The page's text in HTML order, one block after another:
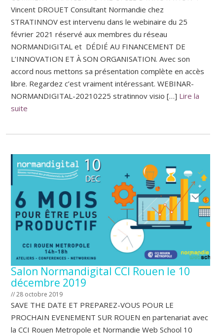
Vincent DROUET Consultant Normandie chez
STRATINNOV est intervenu dans le webinaire du 25
février 2021 réservé aux membres du réseau
NORMANDIGITAL et DÉDIÉ AU FINANCEMENT DE
L’INNOVATION ET À SON ORGANISATION. Avec son
accord nous mettons sa présentation complète en accès
libre. Regardez c’est vraiment intéressant. WEBINAR-
NORMANDIGITAL-20210225 stratinnov visio […] Lire la
suite
Salon Normandigital CCI Rouen le 10
décembre 2019
// 28 octobre 2019
SAVE THE DATE ET PREPAREZ-VOUS POUR LE
PROCHAIN EVENEMENT SUR ROUEN en partenariat avec
la CCI Rouen Metropole et Normandie Web School 10